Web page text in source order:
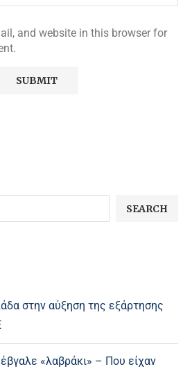
and website in this browser for
SEARCH
στην αύξηση της εξάρτησης
«λαβράκι» – Που είχαν